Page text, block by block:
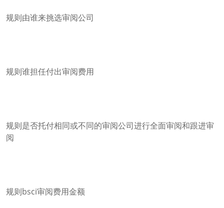
规则由谁来挑选审阅公司
规则谁担任付出审阅费用
规则是否托付相同或不同的审阅公司进行全面审阅和跟进审
阅
规则bsci审阅费用金额